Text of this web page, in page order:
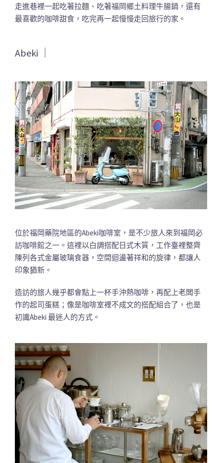
走進巷裡一起吃著拉麵、吃著福岡鄉土料理牛腸鍋，還有
最喜歡的咖啡甜食，吃完再一起慢慢走回旅行的家。
Abeki ｜
位於福岡藥院地區的Abeki咖啡室，是不少旅人來到福岡必
訪咖啡館之一。這裡以白調搭配日式木質，工作臺裡整齊
陳列各式金屬玻璃食器，空間迴盪著祥和的旋律，都讓人
印象猶新。
造訪的旅人幾乎都會點上一杯手沖熱咖啡，再配上老闆手
作的起司蛋糕；像是咖啡室裡不成文的搭配組合了，也是
初識Abeki 最迷人的方式。